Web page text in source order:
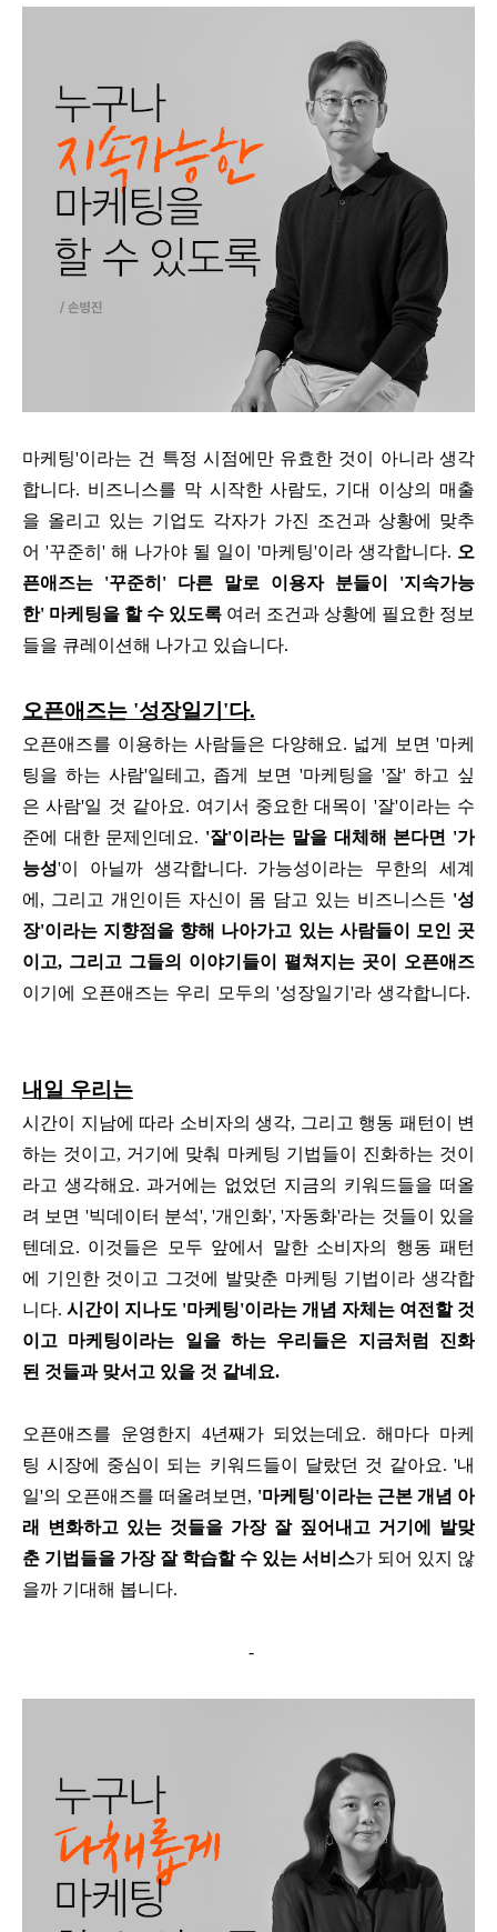
마케팅'이라는 건 특정 시점에만 유효한 것이 아니라 생각
합니다. 비즈니스를 막 시작한 사람도, 기대 이상의 매출
을 올리고 있는 기업도 각자가 가진 조건과 상황에 맞추
어 '꾸준히' 해 나가야 될 일이 '마케팅'이라 생각합니다. 오
픈애즈는 '꾸준히' 다른 말로 이용자 분들이 '지속가능
한' 마케팅을 할 수 있도록 여러 조건과 상황에 필요한 정보
들을 큐레이션해 나가고 있습니다.
오픈애즈는 '성장일기'다.
오픈애즈를 이용하는 사람들은 다양해요. 넓게 보면 '마케
팅을 하는 사람'일테고, 좁게 보면 '마케팅을 '잘' 하고 싶
은 사람'일 것 같아요. 여기서 중요한 대목이 '잘'이라는 수
준에 대한 문제인데요. '잘'이라는 말을 대체해 본다면 '가
능성'이 아닐까 생각합니다. 가능성이라는 무한의 세계
에, 그리고 개인이든 자신이 몸 담고 있는 비즈니스든 '성
장'이라는 지향점을 향해 나아가고 있는 사람들이 모인 곳
이고, 그리고 그들의 이야기들이 펼쳐지는 곳이 오픈애즈
이기에 오픈애즈는 우리 모두의 '성장일기'라 생각합니다.
내일 우리는
시간이 지남에 따라 소비자의 생각, 그리고 행동 패턴이 변
하는 것이고, 거기에 맞춰 마케팅 기법들이 진화하는 것이
라고 생각해요. 과거에는 없었던 지금의 키워드들을 떠올
려 보면 '빅데이터 분석', '개인화', '자동화'라는 것들이 있을
텐데요. 이것들은 모두 앞에서 말한 소비자의 행동 패턴
에 기인한 것이고 그것에 발맞춘 마케팅 기법이라 생각합
니다. 시간이 지나도 '마케팅'이라는 개념 자체는 여전할 것
이고 마케팅이라는 일을 하는 우리들은 지금처럼 진화
된 것들과 맞서고 있을 것 같네요.
오픈애즈를 운영한지 4년째가 되었는데요. 해마다 마케
팅 시장에 중심이 되는 키워드들이 달랐던 것 같아요. '내
일'의 오픈애즈를 떠올려보면, '마케팅'이라는 근본 개념 아
래 변화하고 있는 것들을 가장 잘 짚어내고 거기에 발맞
춘 기법들을 가장 잘 학습할 수 있는 서비스가 되어 있지 않
을까 기대해 봅니다.
-